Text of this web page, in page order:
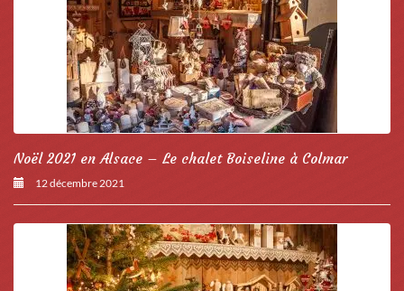
Noël 2021 en Alsace – Le chalet Boiseline à Colmar
12 décembre 2021